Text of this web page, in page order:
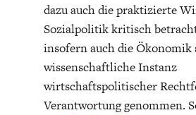
dazu auch die praktizierte
Sozialpolitik kritisch
insofern auch die Ökonomik
wissenschaftliche Instanz
wirtschaftspolitischer
Verantwortung genommen.